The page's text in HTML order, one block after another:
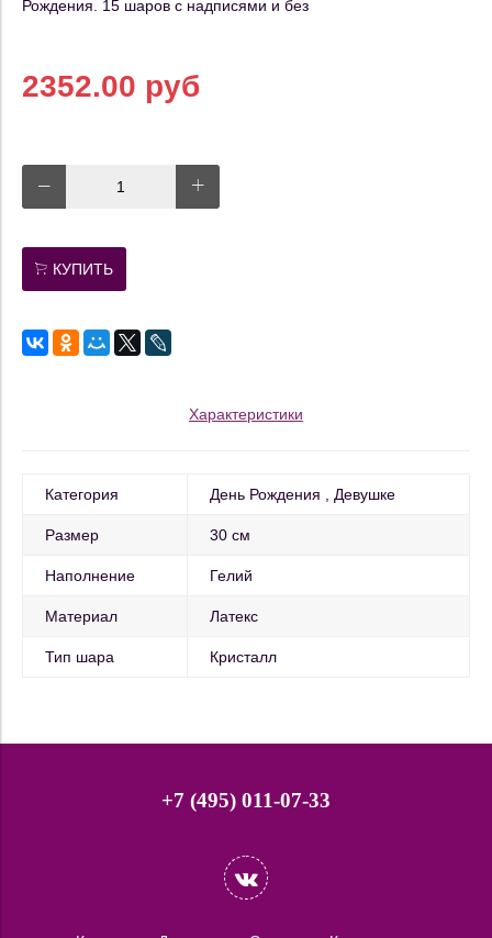
Рождения. 15 шаров с надписями и без
2352.00 руб
КУПИТЬ
Характеристики
Категория День Рождения Девушке
Размер 30 см
Наполнение Гелий
Материал Латекс
Тип шара Кристалл
+7 (495) 011-07-33